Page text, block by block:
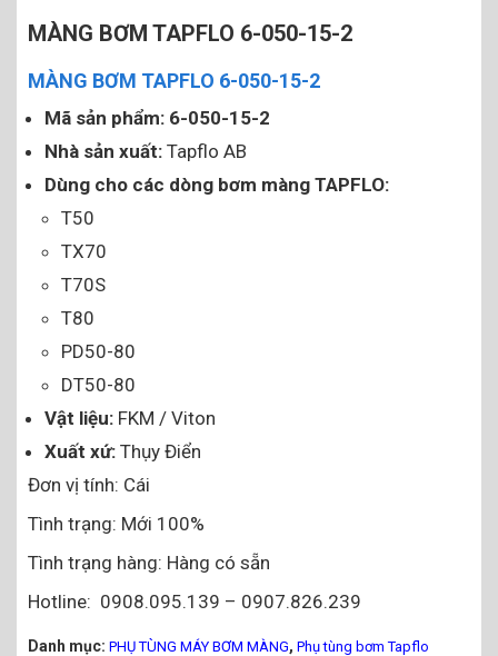
MÀNG BƠM TAPFLO 6-050-15-2
MÀNG BƠM TAPFLO 6-050-15-2
Mã sản phẩm: 6-050-15-2
Nhà sản xuất: Tapflo AB
Dùng cho các dòng bơm màng TAPFLO:
T50
TX70
T70S
T80
PD50-80
DT50-80
Vật liệu: FKM / Viton
Xuất xứ: Thụy Điển
Đơn vị tính: Cái
Tình trạng: Mới 100%
Tình trạng hàng: Hàng có sẵn
Hotline: 0908.095.139 – 0907.826.239
Danh mục: PHỤ TÙNG MÁY BƠM MÀNG, Phụ tùng bơm Tapflo